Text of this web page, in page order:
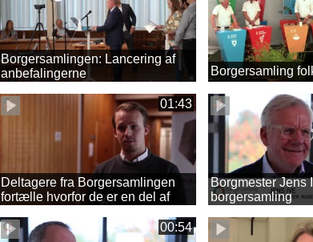
Borgersamlingen: Lancering af
anbefalingerne
Borgersamling
01:43
Deltagere fra Borgersamlingen
fortælle hvorfor de er en del af
Borgmester Jens
borgersamling
00:54